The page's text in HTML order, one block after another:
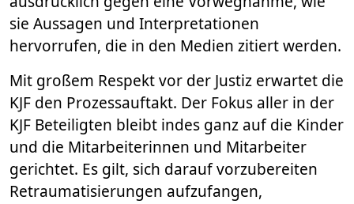
sie Aussagen und Interpretationen
hervorrufen, die in den Medien zitiert werden.
Mit großem Respekt vor der Justiz erwartet die
KJF den Prozessauftakt. Der Fokus aller in der
KJF Beteiligten bleibt indes ganz auf die Kinder
und die Mitarbeiterinnen und Mitarbeiter
gerichtet. Es gilt, sich darauf vorzubereiten
Retraumatisierungen aufzufangen,